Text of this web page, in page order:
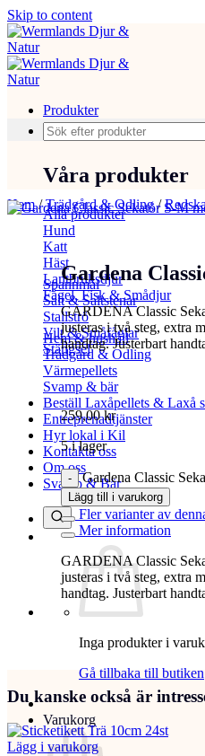
Skip to content
Produkter
Våra produkter
Alla produkter
Hund
Katt
Häst
Lantbruksdjur
Fågel, Fisk & Smådjur
Spannmål
Salt & Saltstenar
Stallströ
Vilt & Småfåglar
Stängsel
Hem & hushåll
Trädgård & Odling
Värmepellets
Svamp & bär
Beställ Laxåpellets & Laxå
Entreprenadtjänster
Hyr lokal i Kil
Kontakta oss
Om oss
Svamp & Bär
Inga produkter i
Gå tillbaka till butiken
Varukorg
Hem/Trädgård & Odling/
Gardena
GARDENA Classic
justeras i två steg, extra
handtag. Justerbart
259,00kr
5 i lager
Gardena Classic
Lägg till i varukorg
Fler varianter av
Mer information
GARDENA Classic
justeras i två steg, extra
handtag. Justerbart
Du kanske också är
Lägg i varukorg